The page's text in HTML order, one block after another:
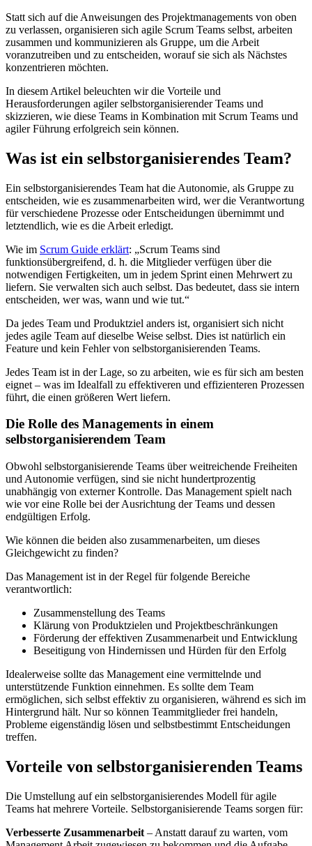
Statt sich auf die Anweisungen des Projektmanagements von oben
zu verlassen, organisieren sich agile Scrum Teams selbst, arbeiten
zusammen und kommunizieren als Gruppe, um die Arbeit
voranzutreiben und zu entscheiden, worauf sie sich als Nächstes
konzentrieren möchten.
In diesem Artikel beleuchten wir die Vorteile und
Herausforderungen agiler selbstorganisierender Teams und
skizzieren, wie diese Teams in Kombination mit Scrum Teams und
agiler Führung erfolgreich sein können.
Was ist ein selbstorganisierendes Team?
Ein selbstorganisierendes Team hat die Autonomie, als Gruppe zu
entscheiden, wie es zusammenarbeiten wird, wer die Verantwortung
für verschiedene Prozesse oder Entscheidungen übernimmt und
letztendlich, wie es die Arbeit erledigt.
Wie im Scrum Guide erklärt: „Scrum Teams sind
funktionsübergreifend, d. h. die Mitglieder verfügen über die
notwendigen Fertigkeiten, um in jedem Sprint einen Mehrwert zu
liefern. Sie verwalten sich auch selbst. Das bedeutet, dass sie intern
entscheiden, wer was, wann und wie tut.“
Da jedes Team und Produktziel anders ist, organisiert sich nicht
jedes agile Team auf dieselbe Weise selbst. Dies ist natürlich ein
Feature und kein Fehler von selbstorganisierenden Teams.
Jedes Team ist in der Lage, so zu arbeiten, wie es für sich am besten
eignet – was im Idealfall zu effektiveren und effizienteren Prozessen
führt, die einen größeren Wert liefern.
Die Rolle des Managements in einem
selbstorganisierendem Team
Obwohl selbstorganisierende Teams über weitreichende Freiheiten
und Autonomie verfügen, sind sie nicht hundertprozentig
unabhängig von externer Kontrolle. Das Management spielt nach
wie vor eine Rolle bei der Ausrichtung der Teams und dessen
endgültigen Erfolg.
Wie können die beiden also zusammenarbeiten, um dieses
Gleichgewicht zu finden?
Das Management ist in der Regel für folgende Bereiche
verantwortlich:
Zusammenstellung des Teams
Klärung von Produktzielen und Projektbeschränkungen
Förderung der effektiven Zusammenarbeit und Entwicklung
Beseitigung von Hindernissen und Hürden für den Erfolg
Idealerweise sollte das Management eine vermittelnde und
unterstützende Funktion einnehmen. Es sollte dem Team
ermöglichen, sich selbst effektiv zu organisieren, während es sich im
Hintergrund hält. Nur so können Teammitglieder frei handeln,
Probleme eigenständig lösen und selbstbestimmt Entscheidungen
treffen.
Vorteile von selbstorganisierenden Teams
Die Umstellung auf ein selbstorganisierendes Modell für agile
Teams hat mehrere Vorteile. Selbstorganisierende Teams sorgen für:
Verbesserte Zusammenarbeit – Anstatt darauf zu warten, vom